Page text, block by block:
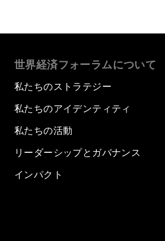
世界経済フォーラムについて
私たちのストラテジー
私たちのアイデンティティ
私たちの活動
リーダーシップとガバナンス
インパクト